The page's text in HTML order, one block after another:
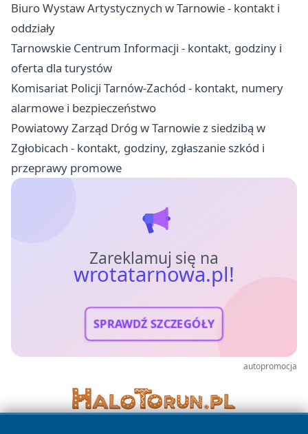
Biuro Wystaw Artystycznych w Tarnowie - kontakt i
oddziały
Tarnowskie Centrum Informacji - kontakt, godziny i
oferta dla turystów
Komisariat Policji Tarnów-Zachód - kontakt, numery
alarmowe i bezpieczeństwo
Powiatowy Zarząd Dróg w Tarnowie z siedzibą w
Zgłobicach - kontakt, godziny, zgłaszanie szkód i
przeprawy promowe
Zareklamuj się na
wrotatarnowa.pl!
SPRAWDŹ SZCZEGÓŁY
autopromocja